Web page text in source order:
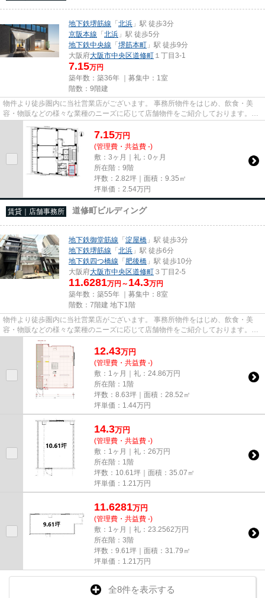
地下鉄堺筋線 「北浜 」駅 徒歩3分
京阪本線 「北浜 」駅 徒歩5分
地下鉄中央線 「堺筋本町 」駅 徒歩9分
大阪府大阪市中央区道修町 １丁目3-1
7.15万円
築年数：築36年 ｜募集中： 1室
階数：9階建
物件より徒歩圏内に当社営業店がございます。 事務所物件をはじめ、飲食・美
容・物販などの様々な業種のニーズに応じて店舗物件をご紹介しております。
尚、弊社ではおとり広告は一切...
7.15万円
(管理費・共益費 -)
敷：3ヶ月｜礼：0ヶ月
所在階：9階
坪数：2.82坪｜面積：9.35㎡
坪単価： 2.54万円
賃貸｜店舗事務所 道修町ビルディング
地下鉄御堂筋線 「淀屋橋 」駅 徒歩3分
地下鉄堺筋線 「北浜 」駅 徒歩6分
地下鉄四つ橋線 「肥後橋 」駅 徒歩10分
大阪府大阪市中央区道修町 ３丁目2-5
11.6281万円～ 14.3万円
築年数：築55年 ｜募集中： 8室
階数：7階建 地下1階
物件より徒歩圏内に当社営業店がございます。 事務所物件をはじめ、飲食・美
容・物販などの様々な業種のニーズに応じて店舗物件をご紹介しております。
尚、弊社ではおとり広告は一切...
12.43万円
(管理費・共益費 -)
敷：1ヶ月｜礼：24.86万円
所在階：1階
坪数：8.63坪｜面積：28.52㎡
坪単価： 1.44万円
14.3万円
(管理費・共益費 -)
敷：1ヶ月｜礼：26万円
所在階：1階
坪数：10.61坪｜面積：35.07㎡
坪単価： 1.21 万円
11.6281万円
(管理費・共益費 -)
敷：1ヶ月｜礼：23.2562万円
所在階：3階
坪数：9.61坪｜面積：31.79㎡
坪単価： 1.21 万円
全8件を表示する